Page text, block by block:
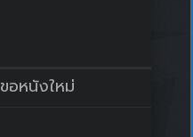
ขอหนังใหม่